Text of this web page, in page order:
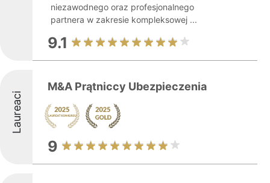
niezawodnego oraz profesjonalnego
partnera w zakresie kompleksowej ...
9.1
Laureaci
M&A Prątniccy Ubezpieczenia
9